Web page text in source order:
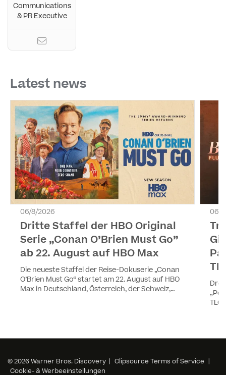
Communications
& PR Executive
Latest news
06/8/2026
Dritte Staffel der HBO Original
Serie „Conan O’Brien Must Go”
ab 22. August auf HBO Max
Die neueste Staffel der Reise-Dokuserie „Conan
O’Brien Must Go“ startet am 22. August auf HBO
Max in Deutschland, Österreich, der Schweiz,
06/
TLC
© 2026 Warner Bros. Discovery | Clipsource Terms of Service |
Cookie- & Werbeeinstellungen